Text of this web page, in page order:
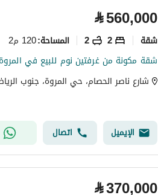
⃁560,000
شقة 2
2 المساحة:120 م2
شقة مكونة من غرفتين نوم للبيع في
شارع ناصر الحصام، حي المروة، جنوب
الإيميل اتصال
⃁370,000